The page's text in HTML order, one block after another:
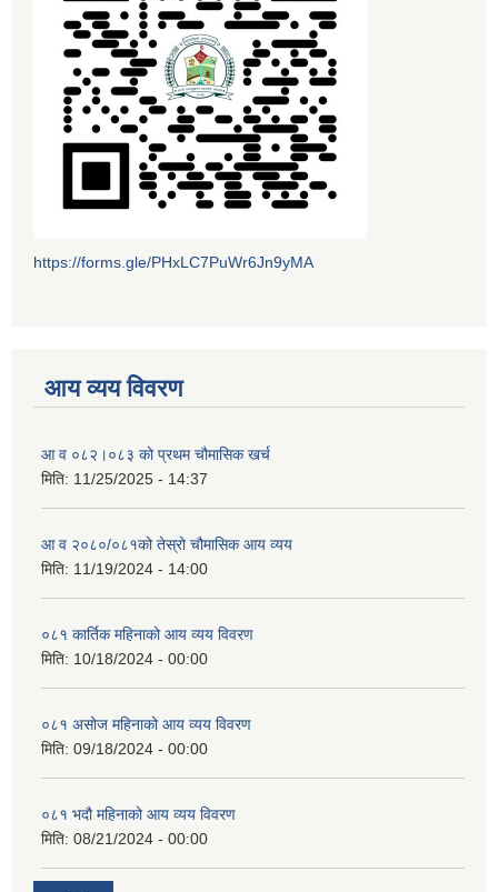
https://forms.gle/PHxLC7PuWr6Jn9yMA
आय व्यय विवरण
आ व ०८२।०८३ को प्रथम चौमासिक खर्च
मिति: 11/25/2025 - 14:37
आ व २०८०/०८१को तेस्रो चौमासिक आय व्यय
मिति: 11/19/2024 - 14:00
०८१ कार्तिक महिनाको आय व्यय विवरण
मिति: 10/18/2024 - 00:00
०८१ असोज महिनाको आय व्यय विवरण
मिति: 09/18/2024 - 00:00
०८१ भदौ महिनाको आय व्यय विवरण
मिति: 08/21/2024 - 00:00